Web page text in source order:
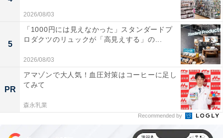
気の宿やホテルを対象に、宿泊予約で使えるお得な割引
クーポンを配布します。
クーポンは、国内宿泊や海外ツアー、レンタカーなど、
さまざまな旅行商品で利用可能。複数のクーポンを組み
合わせて、さらに割引率をアップできる場合もありま
す。賢く旅の計画を立てて、お得に旅行を楽しみましょ
う。
2026/08/03
5
「1000円には見えなかった」スタンダードプ
ロダクツのリュックが「高見えする」の...
2026/08/03
PR
アマゾンで大人気！血圧対策はコーヒーに足し
てみて
森永乳業
Recommended by